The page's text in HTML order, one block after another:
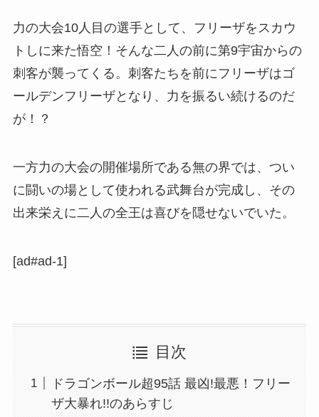
力の大会10人目の選手として、フリーザをスカウ
トしに来た悟空！そんな二人の前に第9宇宙からの
刺客が襲ってくる。刺客たちを前にフリーザはゴ
ールデンフリーザとなり、力を振るい続けるのだ
が！？
一方力の大会の開催場所である無の界では、つい
に闘いの場として使われる武舞台が完成し、その
出来栄えに二人の全王は喜びを隠せないでいた。
[ad#ad-1]
目次
ドラゴンボール超95話 最凶!最悪！フリー
ザ大暴れ!!のあらすじ